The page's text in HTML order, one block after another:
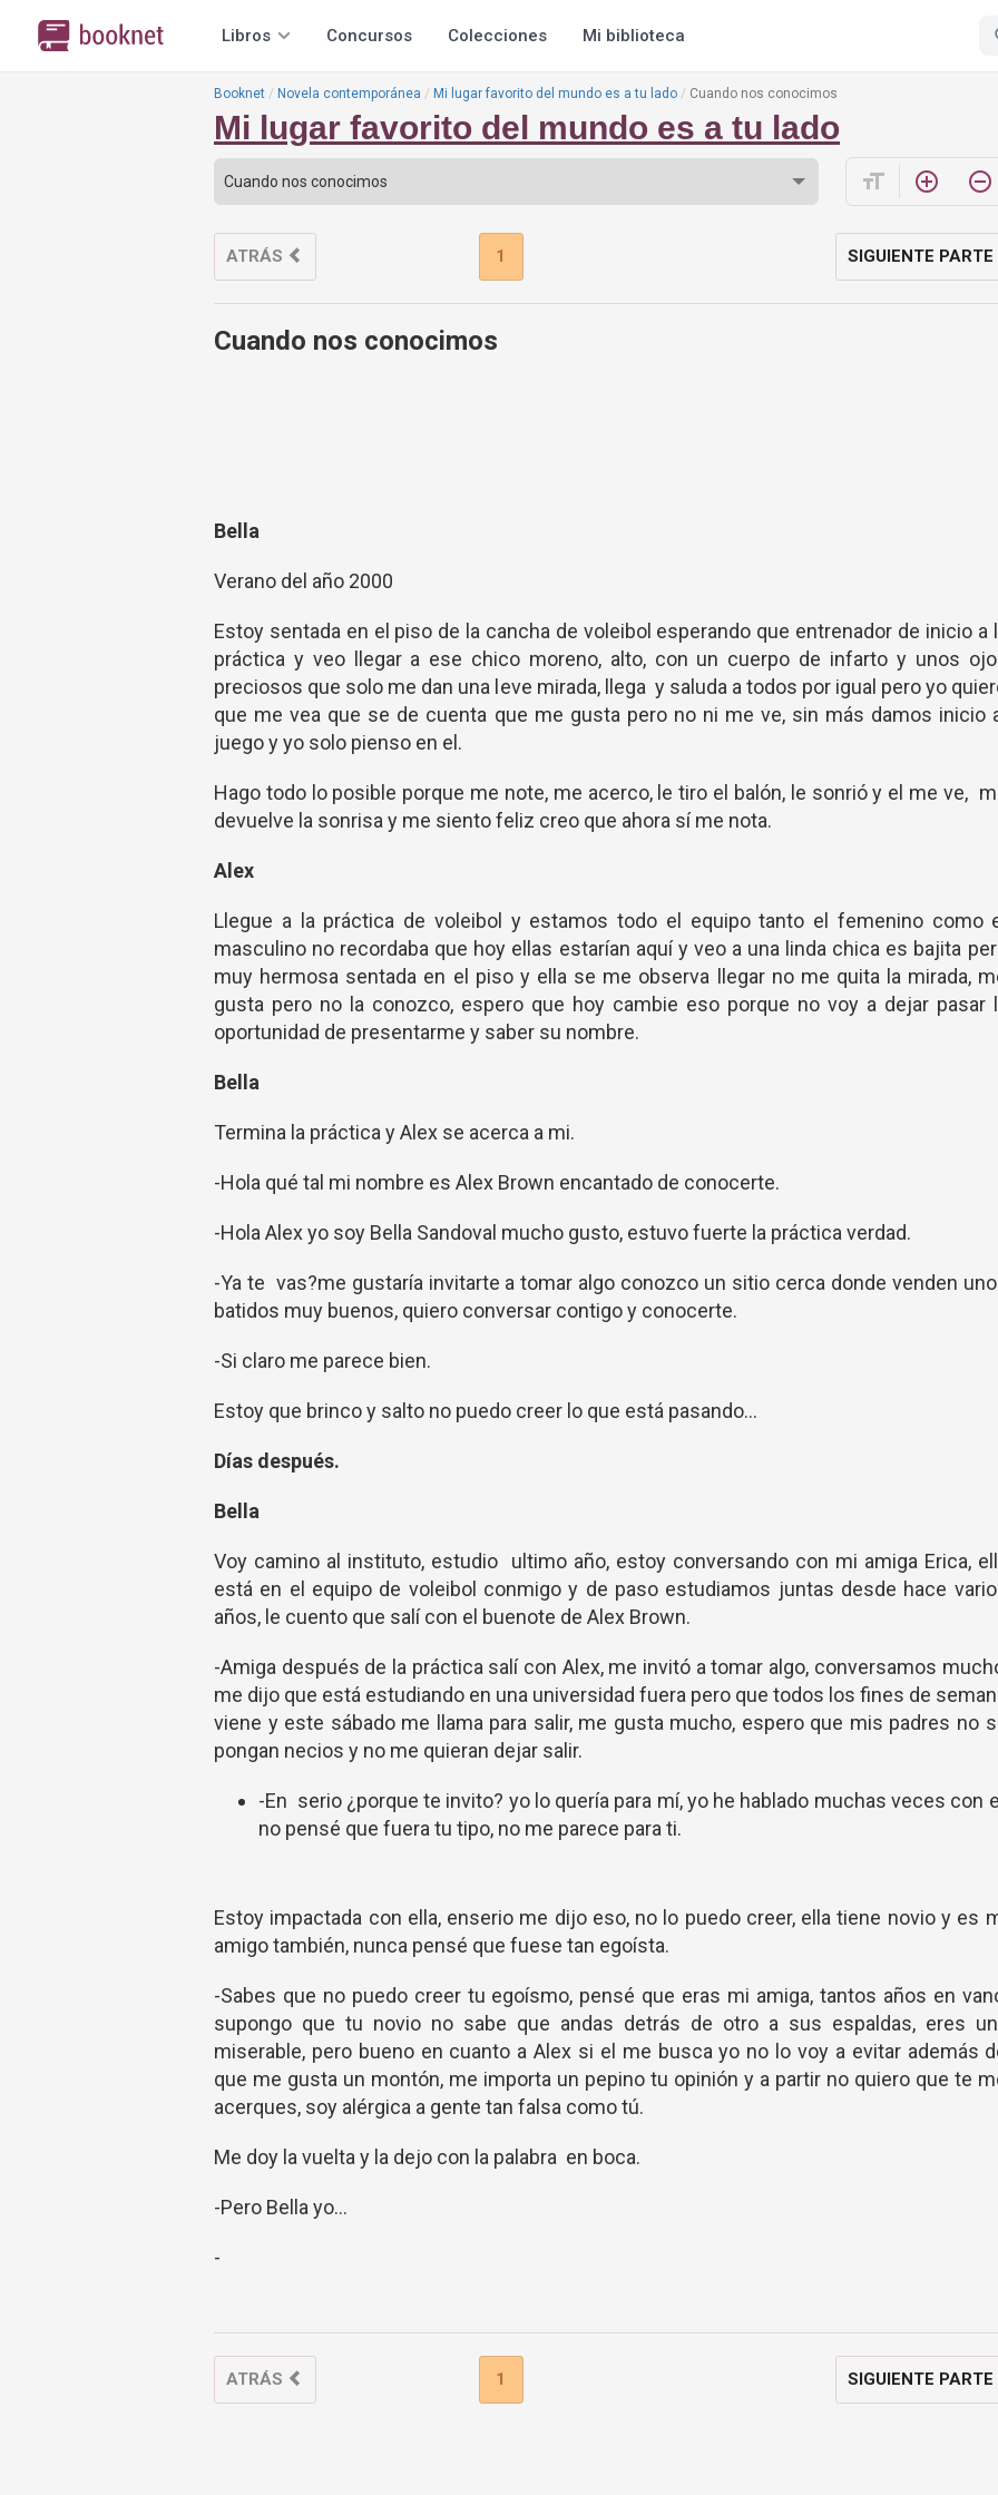
Libros Concursos Colecciones Mi biblioteca
Booknet Novela contemporánea Mi lugar favorito del mundo es a tu lado Cuando nos conocimos
Mi lugar favorito del mundo es a tu lado
format_size add_circle_outline remove_circle_outline
ATRÁS 1 SIGUIENTE PARTE
Cuando nos conocimos
Bella
Verano del año 2000
Estoy sentada en el piso de la cancha de voleibol esperando que entrenador de inicio a
práctica y veo llegar a ese chico moreno, alto, con un cuerpo de infarto y unos
preciosos que solo me dan una leve mirada, llega y saluda a todos por igual pero yo
que me vea que se de cuenta que me gusta pero no ni me ve, sin más damos inicio
juego y yo solo pienso en el.
Hago todo lo posible porque me note, me acerco, le tiro el balón, le sonrió y el me ve,
devuelve la sonrisa y me siento feliz creo que ahora sí me nota.
Alex
Llegue a la práctica de voleibol y estamos todo el equipo tanto el femenino como
masculino no recordaba que hoy ellas estarían aquí y veo a una linda chica es bajita
muy hermosa sentada en el piso y ella se me observa llegar no me quita la mirada,
gusta pero no la conozco, espero que hoy cambie eso porque no voy a dejar pasar
oportunidad de presentarme y saber su nombre.
Bella
Termina la práctica y Alex se acerca a mi.
-Hola qué tal mi nombre es Alex Brown encantado de conocerte.
-Hola Alex yo soy Bella Sandoval mucho gusto, estuvo fuerte la práctica verdad.
-Ya te vas?me gustaría invitarte a tomar algo conozco un sitio cerca donde venden
batidos muy buenos, quiero conversar contigo y conocerte.
-Si claro me parece bien.
Estoy que brinco y salto no puedo creer lo que está pasando...
Días después.
Bella
Voy camino al instituto, estudio ultimo año, estoy conversando con mi amiga Erica,
está en el equipo de voleibol conmigo y de paso estudiamos juntas desde hace
años, le cuento que salí con el buenote de Alex Brown.
-Amiga después de la práctica salí con Alex, me invitó a tomar algo, conversamos
me dijo que está estudiando en una universidad fuera pero que todos los fines de
viene y este sábado me llama para salir, me gusta mucho, espero que mis padres no
pongan necios y no me quieran dejar salir.
-En serio ¿porque te invito? yo lo quería para mí, yo he hablado muchas veces con
no pensé que fuera tu tipo, no me parece para ti.
Estoy impactada con ella, enserio me dijo eso, no lo puedo creer, ella tiene novio y es
amigo también, nunca pensé que fuese tan egoísta.
-Sabes que no puedo creer tu egoísmo, pensé que eras mi amiga, tantos años en
supongo que tu novio no sabe que andas detrás de otro a sus espaldas, eres
miserable, pero bueno en cuanto a Alex si el me busca yo no lo voy a evitar además
que me gusta un montón, me importa un pepino tu opinión y a partir no quiero que te
acerques, soy alérgica a gente tan falsa como tú.
Me doy la vuelta y la dejo con la palabra en boca.
-Pero Bella yo...
-
ATRÁS 1 SIGUIENTE PARTE